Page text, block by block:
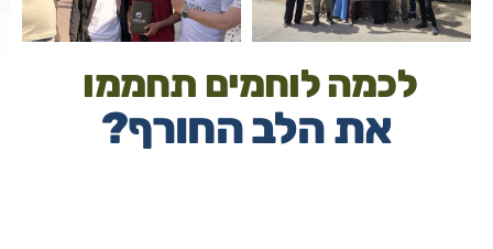
לכמה לוחמים תחממו
את הלב החורף?